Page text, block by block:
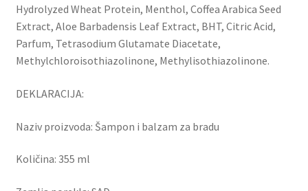
Hydrolyzed Wheat Protein, Menthol, Coffea Arabica Seed
Extract, Aloe Barbadensis Leaf Extract, BHT, Citric Acid,
Parfum, Tetrasodium Glutamate Diacetate,
Methylchloroisothiazolinone, Methylisothiazolinone.
DEKLARACIJA:
Naziv proizvoda: Šampon i balzam za bradu
Količina: 355 ml